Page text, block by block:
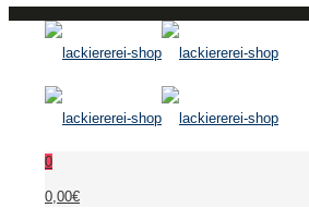
0
0,00€